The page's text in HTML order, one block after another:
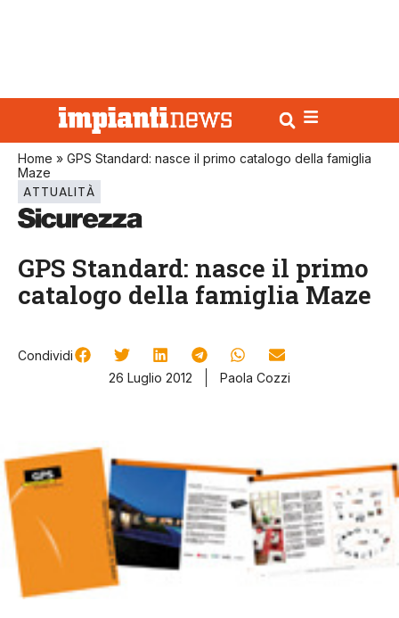
Home » GPS Standard: nasce il primo catalogo della famiglia
Maze
ATTUALITÀ
GPS Standard: nasce il primo
catalogo della famiglia Maze
Condividi
26 Luglio 2012
Paola Cozzi